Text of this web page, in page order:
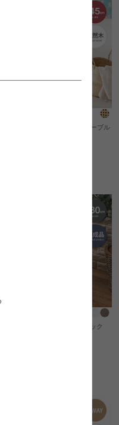
45cm】Ussel ラタンサイドテーブル
30cm】Colorno 2段スリムラック